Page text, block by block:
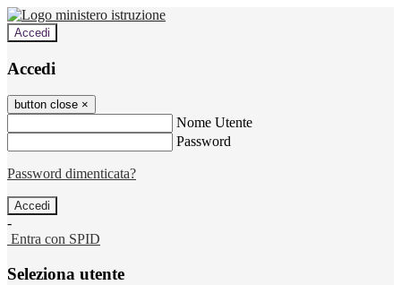
Accedi
Accedi
button close ×
Nome Utente
Password
Password dimenticata?
-
Entra con SPID
Seleziona utente